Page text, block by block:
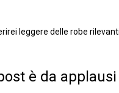
leggere delle robe
è da applausi